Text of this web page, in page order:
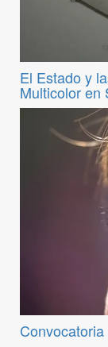
El Estado y
Multicolor en